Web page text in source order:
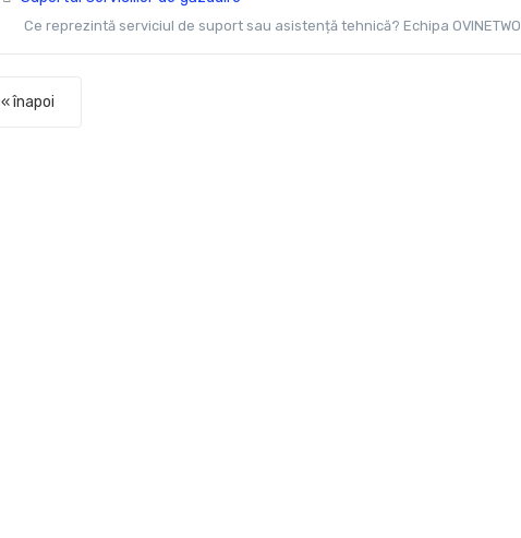
Ce reprezintă serviciul de suport sau asistență tehnică? Echipa
« înapoi